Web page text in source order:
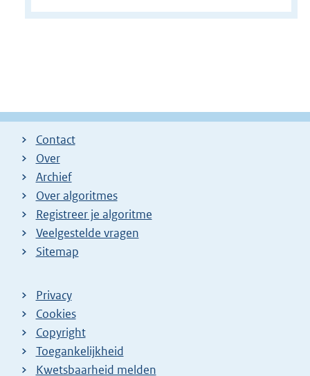
Contact
Over
Archief
Over algoritmes
Registreer je algoritme
Veelgestelde vragen
Sitemap
Privacy
Cookies
Copyright
Toegankelijkheid
Kwetsbaarheid melden